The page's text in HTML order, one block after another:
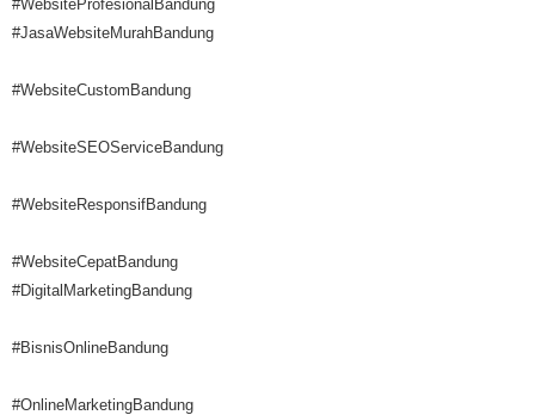
#WebsiteProfesionalBandung
#JasaWebsiteMurahBandung
#WebsiteCustomBandung
#WebsiteSEOServiceBandung
#WebsiteResponsifBandung
#WebsiteCepatBandung
#DigitalMarketingBandung
#BisnisOnlineBandung
#OnlineMarketingBandung